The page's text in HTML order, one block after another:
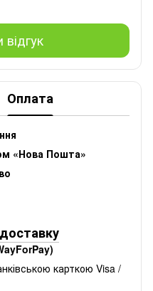
Оплата
«Нова Пошта»
карткою Visa /